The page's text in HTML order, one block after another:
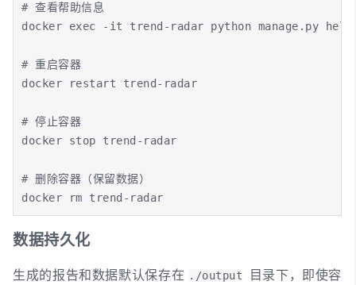
# 查看帮助信息
docker exec -it trend-radar python manage.py help
# 重启容器
docker restart trend-radar
# 停止容器
docker stop trend-radar
# 删除容器（保留数据）
docker rm trend-radar
数据持久化
生成的报告和数据默认保存在 ./output
目录下，即使容